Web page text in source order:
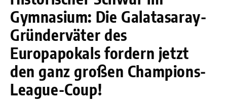
Gymnasium: Die Galatasaray-
Gründerväter des
Europapokals fordern jetzt
den ganz großen Champions-
League-Coup!